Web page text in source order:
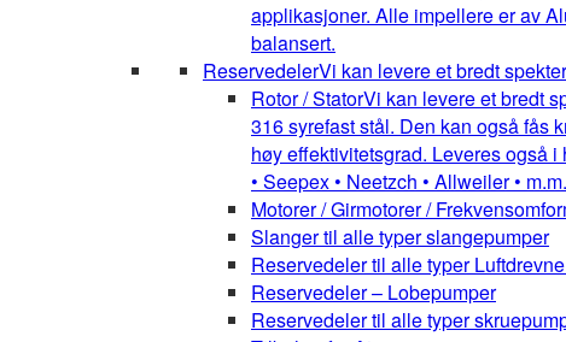
applikasjoner. Alle impellere er av
balansert.
ReservedelerVi kan levere et bredt
Rotor / StatorVi kan levere et bredt
316 syrefast stål. Den kan også fås
høy effektivitetsgrad. Leveres også
• Seepex • Neetzch • Allweiler • m.m.
Motorer / Girmotorer /
Slanger til alle typer slangepumper
Reservedeler til alle typer
Reservedeler – Lobepumper
Reservedeler til alle typer